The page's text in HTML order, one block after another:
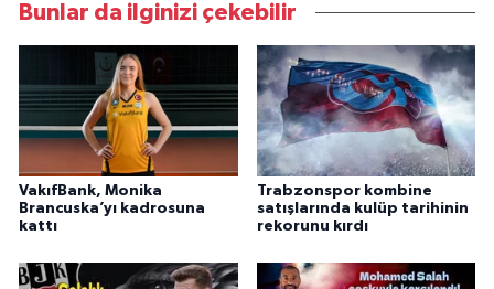
Bunlar da ilginizi çekebilir
VakıfBank, Monika
Brancuska’yı kadrosuna
kattı
Trabzonspor kombine
satışlarında kulüp tarihinin
rekorunu kırdı